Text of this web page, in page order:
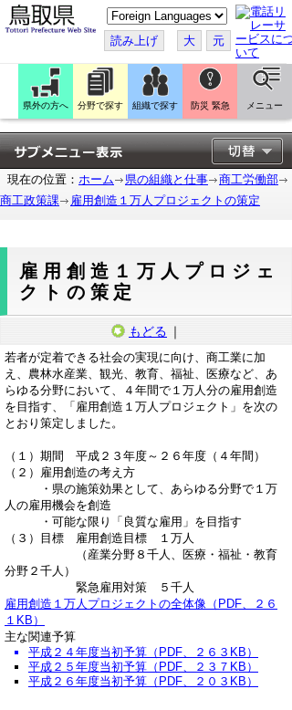
こ
の
ペ
ー
ジ
翻
訳
す
る
読み上げ 大 元
県外の方へ 分野で探す 組織で探す 防災 緊急 メニュー
現在の位置： ホーム 県の組織と仕事
商工労働部
商工政策課
雇用創造１万人プロジェクトの策定
雇用創造１万人プロジェ
クトの策定
もどる ｜
若者が定着できる社会の実現に向け、商工業に加
え、農林水産業、観光、教育、福祉、医療など、あ
らゆる分野において、４年間で１万人分の雇用創造
を目指す、「雇用創造１万人プロジェクト」を次の
とおり策定しました。
（１）期間 平成２３年度～２６年度（４年間）
（２）雇用創造の考え方
・県の施策効果として、あらゆる分野で１万
人の雇用機会を創造
・可能な限り「良質な雇用」を目指す
（３）目標 雇用創造目標 １万人
（産業分野８千人、医療・福祉・教育
分野２千人）
緊急雇用対策 ５千人
雇用創造１万人プロジェクトの全体像（PDF、２６
１KB）
主な関連予算
平成２４年度当初予算（PDF、２６３KB）
平成２５年度当初予算（PDF、２３７KB）
平成２６年度当初予算（PDF、２０３KB）